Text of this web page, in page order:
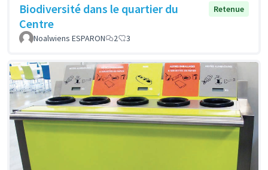
Biodiversité dans le quartier du
Centre
Retenue
Noalwiens ESPARON 2 3